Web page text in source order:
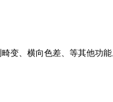
变、横向色差、等其他功能